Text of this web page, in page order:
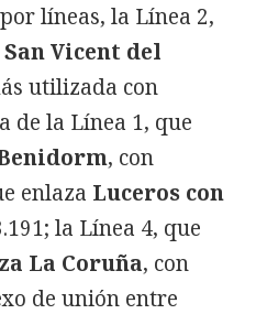
líneas, la Línea 2,
Vicent del
utilizada con
de la Línea 1, que
, con
enlaza Luceros con
la Línea 4, que
La Coruña, con
de unión entre